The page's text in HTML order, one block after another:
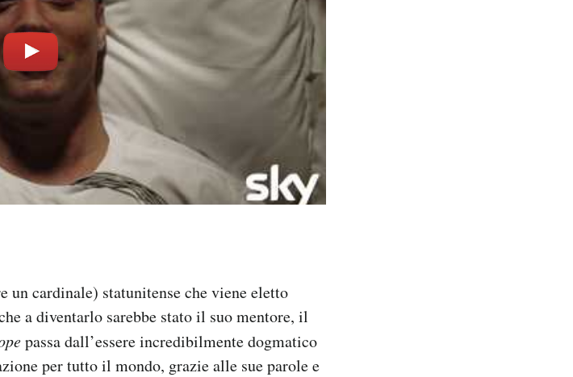
un cardinale) statunitense che viene eletto
a diventarlo sarebbe stato il suo mentore, il
passa dall’essere incredibilmente dogmatico
per tutto il mondo, grazie alle sue parole e